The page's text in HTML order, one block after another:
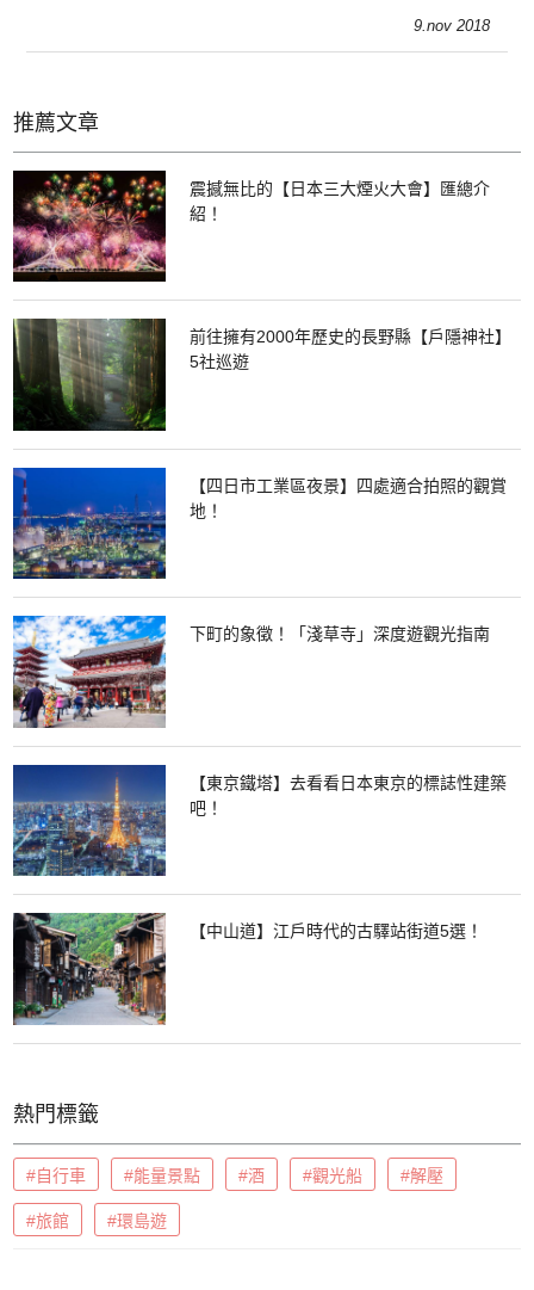
9.nov 2018
推薦文章
震撼無比的【日本三大煙火大會】匯總介
紹！
前往擁有2000年歷史的長野縣【戶隱神社】
5社巡遊
【四日市工業區夜景】四處適合拍照的觀賞
地！
下町的象徵！「淺草寺」深度遊觀光指南
【東京鐵塔】去看看日本東京的標誌性建築
吧！
【中山道】江戶時代的古驛站街道5選！
熱門標籤
#自行車 #能量景點 #酒 #觀光船 #解壓
#旅館 #環島遊